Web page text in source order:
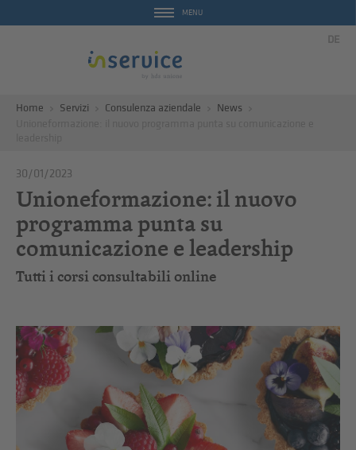
MENU
DE
Home Servizi Consulenza aziendale
News
30/01/2023
Unioneformazione: il nuovo
programma punta su
comunicazione e leadership
Tutti i corsi consultabili online